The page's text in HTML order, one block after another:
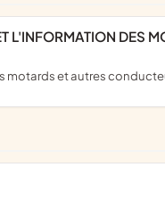
L'INFORMATION DES
motards et autres